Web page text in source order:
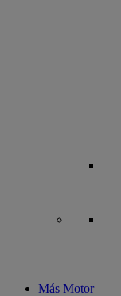
Más Motor